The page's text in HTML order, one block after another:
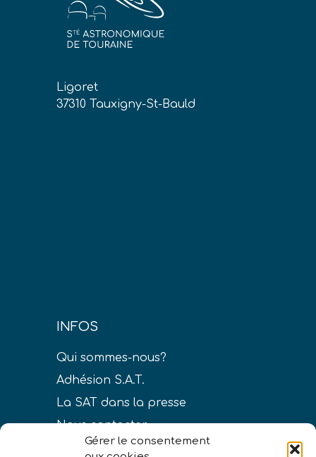
Gérer le consentement
Ligoret
37310 Tauxigny-St-Bauld
INFOS
Qui sommes-nous?
Adhésion S.A.T.
La SAT dans la presse
Nous contacter